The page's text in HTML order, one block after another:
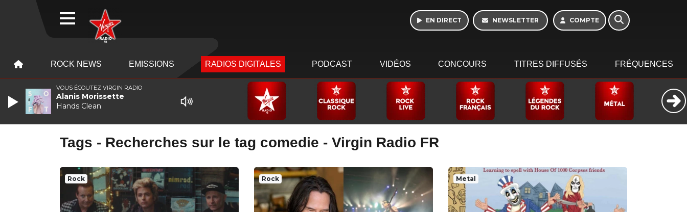
EN DIRECT NEWSLETTER COMPTE
ROCK NEWS EMISSIONS RADIOS DIGITALES PODCAST VIDÉOS CONCOURS TITRES DIFFUSÉS FRÉQUENCES
Tags - Recherches sur le tag comedie - Virgin Radio FR
Rock Rock Metal
VOUS ÉCOUTEZ VIRGIN RADIO
Alanis Morissette
Hands Clean
WEBRADIO
Morning - 6h à 10h